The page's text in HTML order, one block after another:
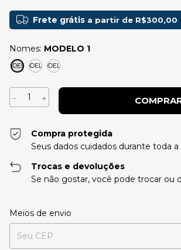
Frete grátis a partir de R$300,00
Nomes: MODELO 1
MODELO 1MODELO 2MODELO 3
Compra protegida
Seus dados cuidados durante toda a
Trocas e devoluções
Se não gostar, você pode trocar ou
Entregas para o CEP:
Meios de envio